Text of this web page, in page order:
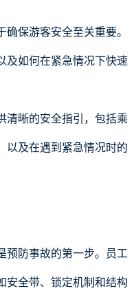
保游客安全至关重要。
及如何在紧急情况下快速
清晰的安全指引，包括乘
以及在遇到紧急情况时的
预防事故的第一步。员工
安全带、锁定机制和结构